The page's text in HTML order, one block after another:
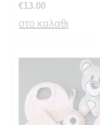
€13.00
στο καλαθι